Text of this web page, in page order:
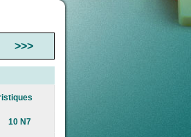
>>>
10 N7